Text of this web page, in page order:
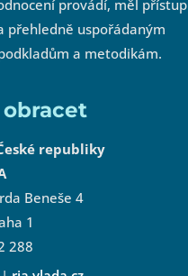
provádí, měl přístup
přehledně uspořádaným
a metodikám.
obracet
republiky
Beneše 4
1
288